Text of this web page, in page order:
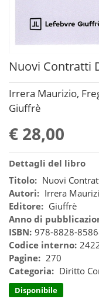
Nuovi Contratti
Irrera Maurizio,
Giuffrè
€ 28,00
Dettagli del libro
Titolo: Nuovi
Autori: Irrera
Editore: Giuffrè
Anno di
ISBN: 978-8828-
Codice interno:
Pagine: 270
Categoria: Diritto
Disponibile